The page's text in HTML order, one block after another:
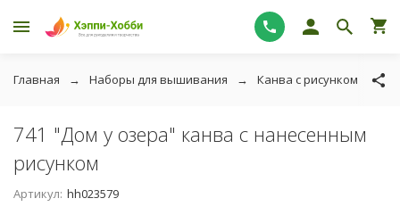
Главная Наборы для вышивания Канва с рисунком
741 "Дом у озера" канва с нанесенным
рисунком
Артикул: hh023579